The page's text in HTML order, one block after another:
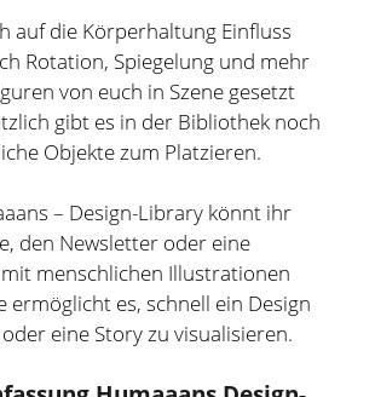
) Bücher und Blogs.
mich könnt Ihr gerne auf meiner
nachlesen.
auf die Körperhaltung Einfluss
Rotation, Spiegelung und mehr
von euch in Szene gesetzt
gibt es in der Bibliothek noch
Objekte zum Platzieren.
– Design-Library könnt ihr
den Newsletter oder eine
menschlichen Illustrationen
ermöglicht es, schnell ein Design
eine Story zu visualisieren.